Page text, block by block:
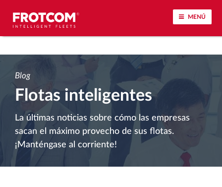
MENÚ
Seguimiento de vehículos y control de sensores
Análisis de la conducta en la conducción
Seguimiento del tiempo de conducción
Gestión de plantilla
Descarga remota del tacógrafo
Blog
Flotas inteligentes
La últimas noticias sobre cómo las empresas
sacan el máximo provecho de sus flotas.
¡Manténgase al corriente!